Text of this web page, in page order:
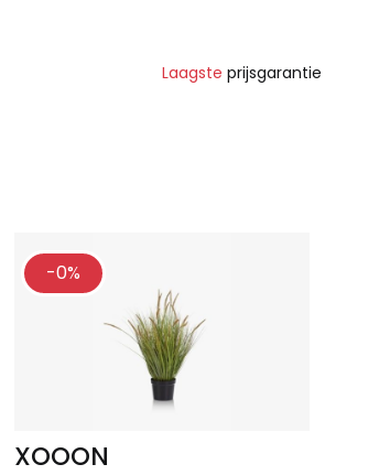
Laagste prijsgarantie
-0%
XOOON